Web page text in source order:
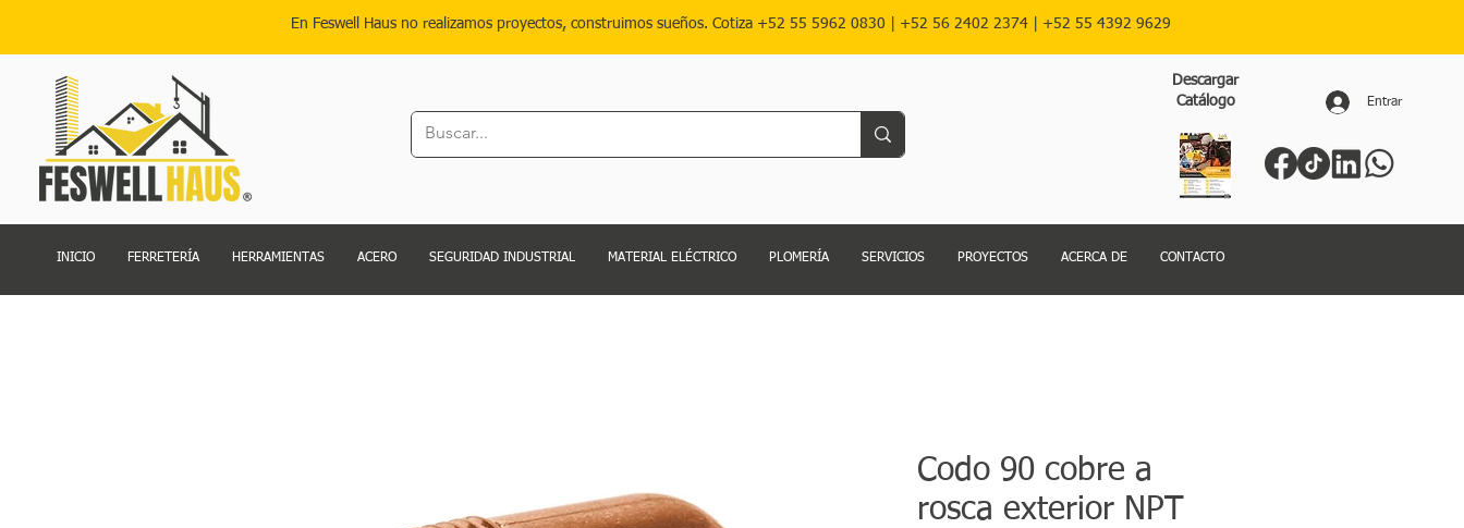
En Feswell Haus no realizamos proyectos, construimos sueños. Cotiza +52 55 5962 0830 +52 56 2402 2374 | +52 55 4392 9629
Entrar
Descargar
Catálogo
INICIO FERRETERÍA HERRAMIENTAS ACERO SEGURIDAD INDUSTRIAL MATERIAL ELÉCTRICO PLOMERÍA SERVICIOS PROYECTOS ACERCA DE CONTACTO
Codo 90 cobre a
rosca exterior NPT